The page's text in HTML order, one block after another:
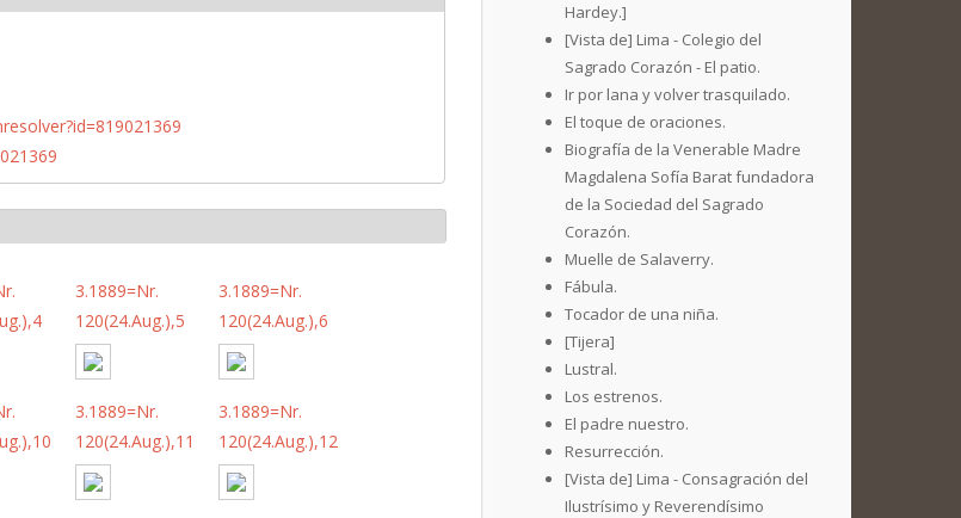
3.1889=Nr.
120(24.Aug.),5
3.1889=Nr.
120(24.Aug.),6
3.1889=Nr.
120(24.Aug.),11
3.1889=Nr.
120(24.Aug.),12
Hardey.]
[Vista de] Lima - Colegio del
Sagrado Corazón - El patio.
Ir por lana y volver trasquilado.
El toque de oraciones.
Biografía de la Venerable Madre
Magdalena Sofía Barat fundadora
de la Sociedad del Sagrado
Corazón.
Muelle de Salaverry.
Fábula.
Tocador de una niña.
[Tijera]
Lustral.
Los estrenos.
El padre nuestro.
Resurrección.
[Vista de] Lima - Consagración del
Ilustrísimo y Reverendísimo